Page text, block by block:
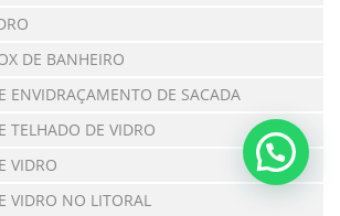
DE BANHEIRO
ENVIDRAÇAMENTO DE SACADA
TELHADO DE VIDRO
VIDRO
VIDRO NO LITORAL